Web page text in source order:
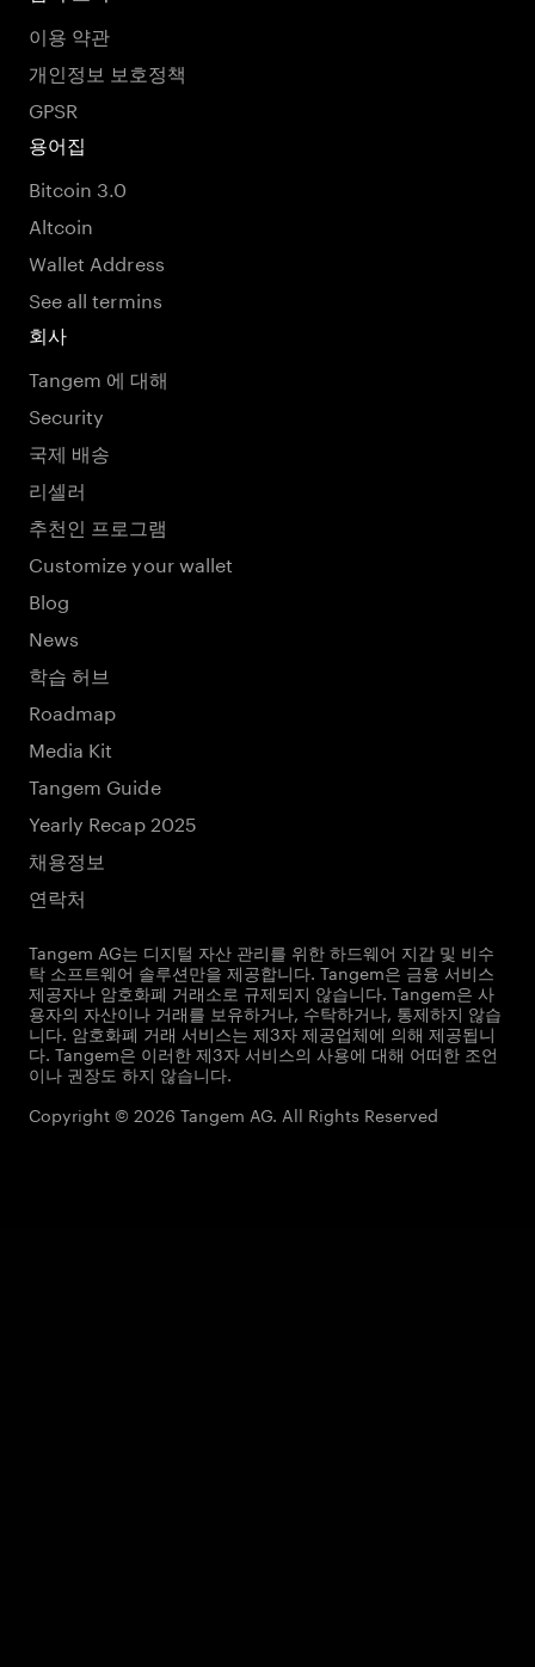
이용 약관
개인정보 보호정책
GPSR
용어집
Bitcoin 3.0
Altcoin
Wallet Address
See all termins
회사
Tangem 에 대해
Security
국제 배송
리셀러
추천인 프로그램
Customize your wallet
Blog
News
학습 허브
Roadmap
Media Kit
Tangem Guide
Yearly Recap 2025
채용정보
연락처
Tangem AG는 디지털 자산 관리를 위한 하드웨어 지갑 및 비수
탁 소프트웨어 솔루션만을 제공합니다. Tangem은 금융 서비스
제공자나 암호화폐 거래소로 규제되지 않습니다. Tangem은 사
용자의 자산이나 거래를 보유하거나, 수탁하거나, 통제하지 않습
니다. 암호화폐 거래 서비스는 제3자 제공업체에 의해 제공됩니
다. Tangem은 이러한 제3자 서비스의 사용에 대해 어떠한 조언
이나 권장도 하지 않습니다.